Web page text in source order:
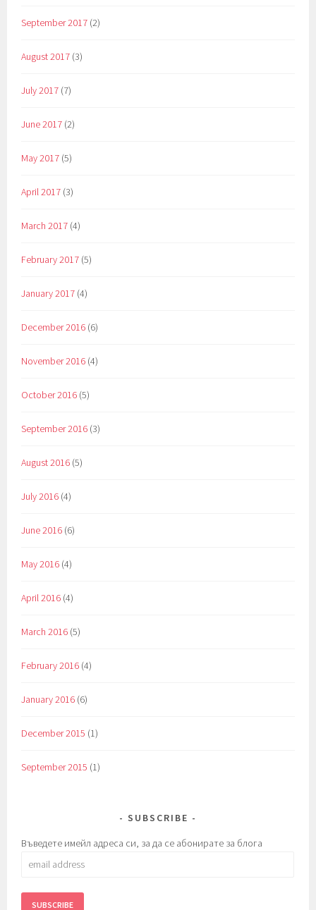
September 2017 (2)
August 2017 (3)
July 2017 (7)
June 2017 (2)
May 2017 (5)
April 2017 (3)
March 2017 (4)
February 2017 (5)
January 2017 (4)
December 2016 (6)
November 2016 (4)
October 2016 (5)
September 2016 (3)
August 2016 (5)
July 2016 (4)
June 2016 (6)
May 2016 (4)
April 2016 (4)
March 2016 (5)
February 2016 (4)
January 2016 (6)
December 2015 (1)
September 2015 (1)
SUBSCRIBE
Въведете имейл адреса си, за да се абонирате за блога
email